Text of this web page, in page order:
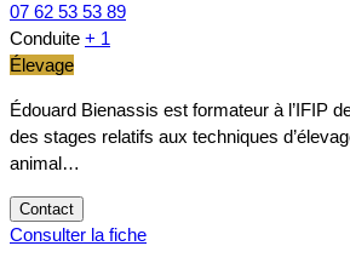
07 62 53 53 89
Conduite + 1
Élevage
Édouard Bienassis est formateur à l’IFIP
des stages relatifs aux techniques
animal…
Contact
Consulter la fiche